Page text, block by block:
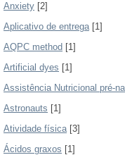
Anxiety [2]
Aplicativo de entrega[1]
AQPC method [1]
Artificial dyes [1]
Assistência Nutricional pré-
Astronauts [1]
Atividade física[3]
Ácidos graxos [1]